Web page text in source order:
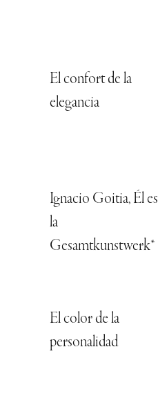
El confort de la
elegancia
Ignacio Goitia, Él es
la
Gesamtkunstwerk*
El color de la
personalidad